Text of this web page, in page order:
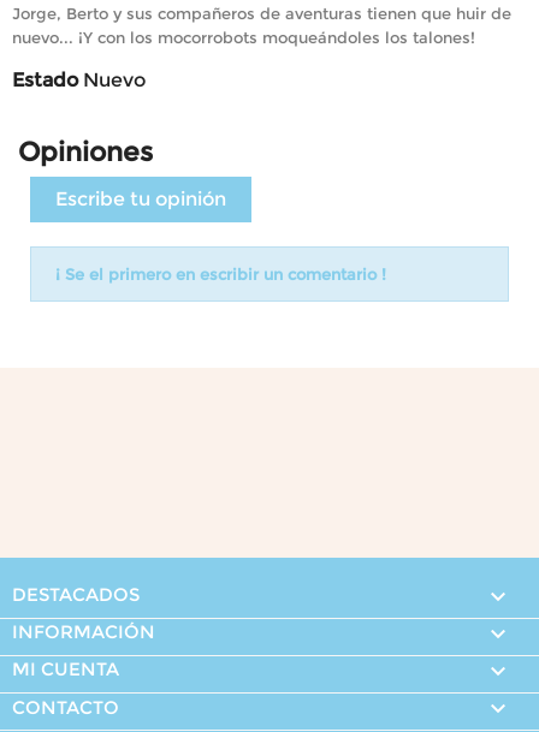
Jorge, Berto y sus compañeros de aventuras tienen que huir de
nuevo... ¡Y con los mocorrobots moqueándoles los talones!
Estado Nuevo
Opiniones
Escribe tu opinión
¡ Se el primero en escribir un comentario !
DESTACADOS 
INFORMACIÓN 
MI CUENTA 
CONTACTO 